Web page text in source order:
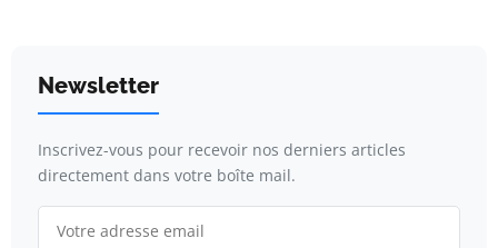
Newsletter
Inscrivez-vous pour recevoir nos derniers articles
directement dans votre boîte mail.